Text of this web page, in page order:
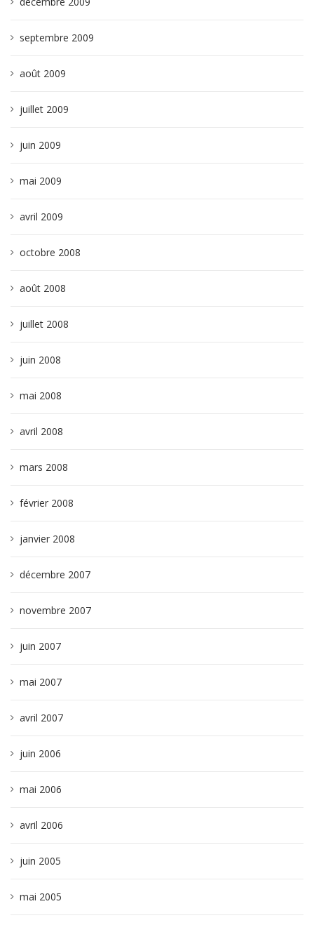
septembre 2009
août 2009
juillet 2009
juin 2009
mai 2009
avril 2009
octobre 2008
août 2008
juillet 2008
juin 2008
mai 2008
avril 2008
mars 2008
février 2008
janvier 2008
décembre 2007
novembre 2007
juin 2007
mai 2007
avril 2007
juin 2006
mai 2006
avril 2006
juin 2005
mai 2005